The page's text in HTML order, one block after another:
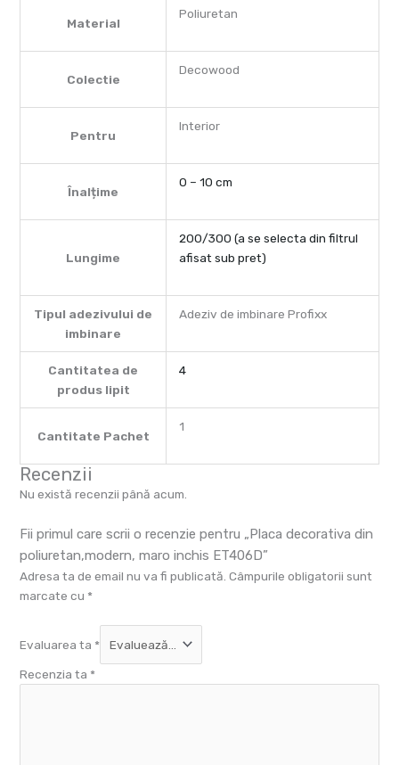
Material
Poliuretan
Colectie
Decowood
Pentru
Interior
Înalțime
0 – 10 cm
Lungime
200/300 (a se selecta din filtrul
afisat sub pret)
Tipul adezivului de
imbinare
Adeziv de imbinare Profixx
Cantitatea de
produs lipit
4
Cantitate Pachet
1
Recenzii
Nu există recenzii până acum.
Fii primul care scrii o recenzie pentru „Placa decorativa din
poliuretan,modern, maro inchis ET406D”
Adresa ta de email nu va fi publicată. Câmpurile obligatorii sunt
marcate cu *
Evaluarea ta *
Recenzia ta *